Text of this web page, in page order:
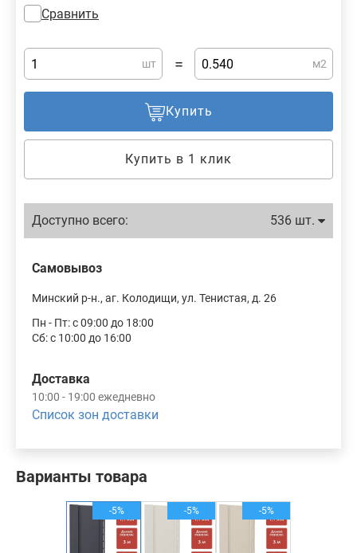
Варианты товара
-5% -5% -5%
Сравнить
шт = м2
Купить
Купить в 1 клик
Доступно всего: 536 шт.
Самовывоз
Минский р-н., аг. Колодищи, ул. Тенистая, д. 26
Пн - Пт: с 09:00 до 18:00
Сб: с 10:00 до 16:00
Доставка
10:00 - 19:00 ежедневно
Список зон доставки